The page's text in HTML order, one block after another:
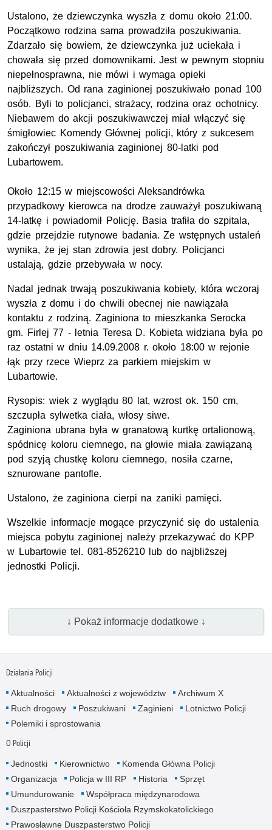
Ustalono, że dziewczynka wyszła z domu około 21:00.
Początkowo rodzina sama prowadziła poszukiwania.
Zdarzało się bowiem, że dziewczynka już uciekała i
chowała się przed domownikami. Jest w pewnym stopniu
niepełnosprawna, nie mówi i wymaga opieki
najbliższych. Od rana zaginionej poszukiwało ponad 100
osób. Byli to policjanci, strażacy, rodzina oraz ochotnicy.
Niebawem do akcji poszukiwawczej miał włączyć się
śmigłowiec Komendy Głównej policji, który z sukcesem
zakończył poszukiwania zaginionej 80-latki pod
Lubartowem.
Około 12:15 w miejscowości Aleksandrówka
przypadkowy kierowca na drodze zauważył poszukiwaną
14-latkę i powiadomił Policję. Basia trafiła do szpitala,
gdzie przejdzie rutynowe badania. Ze wstępnych ustaleń
wynika, że jej stan zdrowia jest dobry. Policjanci
ustalają, gdzie przebywała w nocy.
Nadal jednak trwają poszukiwania kobiety, która wczoraj
wyszła z domu i do chwili obecnej nie nawiązała
kontaktu z rodziną. Zaginiona to mieszkanka Serocka
gm. Firlej 77 - letnia Teresa D. Kobieta widziana była po
raz ostatni w dniu 14.09.2008 r. około 18:00 w rejonie
łąk przy rzece Wieprz za parkiem miejskim w
Lubartowie.
Rysopis: wiek z wyglądu 80 lat, wzrost ok. 150 cm,
szczupła sylwetka ciała, włosy siwe.
Zaginiona ubrana była w granatową kurtkę ortalionową,
spódnicę koloru ciemnego, na głowie miała zawiązaną
pod szyją chustkę koloru ciemnego, nosiła czarne,
sznurowane pantofle.
Ustalono, że zaginiona cierpi na zaniki pamięci.
Wszelkie informacje mogące przyczynić się do ustalenia
miejsca pobytu zaginionej należy przekazywać do KPP
w Lubartowie tel. 081-8526210 lub do najbliższej
jednostki Policji.
↓ Pokaż informacje dodatkowe ↓
Działania Policji
Aktualności Aktualności z województw
Archiwum X
Ruch drogowy
Poszukiwani Zaginieni
Lotnictwo Policji
Polemiki i sprostowania
O Policji
Jednostki Kierownictwo
Komenda Główna Policji
Organizacja
Policja w III RP Historia
Sprzęt
Umundurowanie
Współpraca międzynarodowa
Duszpasterstwo Policji Kościoła Rzymskokatolickiego
Prawosławne Duszpasterstwo Policji